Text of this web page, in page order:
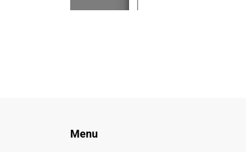
Menu